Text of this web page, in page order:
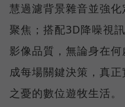
慧過濾背景雜音並強
聚焦；搭配3D降噪視
影像品質，無論身在
成每場關鍵決策，真
之憂的數位遊牧生活。